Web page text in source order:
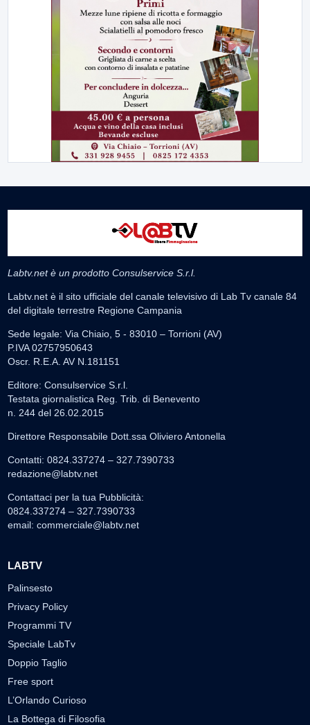
Labtv.net è un prodotto Consulservice S.r.l.
Labtv.net è il sito ufficiale del canale televisivo di Lab Tv canale 84
del digitale terrestre Regione Campania
Sede legale: Via Chiaio, 5 - 83010 – Torrioni (AV)
P.IVA 02757950643
Oscr. R.E.A. AV N.181151
Editore: Consulservice S.r.l.
Testata giornalistica Reg. Trib. di Benevento
n. 244 del 26.02.2015
Direttore Responsabile Dott.ssa Oliviero Antonella
Contatti: 0824.337274 – 327.7390733
redazione@labtv.net
Contattaci per la tua Pubblicità:
0824.337274 – 327.7390733
email: commerciale@labtv.net
LABTV
Palinsesto
Privacy Policy
Programmi TV
Speciale LabTv
Doppio Taglio
Free sport
L’Orlando Curioso
La Bottega di Filosofia